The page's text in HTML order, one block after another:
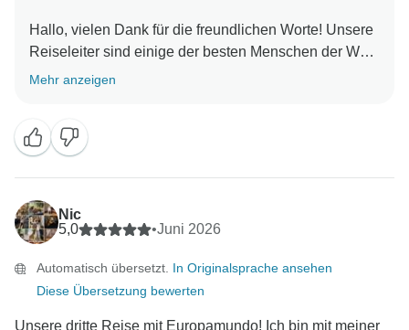
Hallo, vielen Dank für die freundlichen Worte! Unsere
Reiseleiter sind einige der besten Menschen der Welt.
Mehr anzeigen
Nic
5,0
•Juni 2026
Automatisch übersetzt. In Originalsprache ansehen
Diese Übersetzung bewerten
Unsere dritte Reise mit Europamundo! Ich bin mit meiner